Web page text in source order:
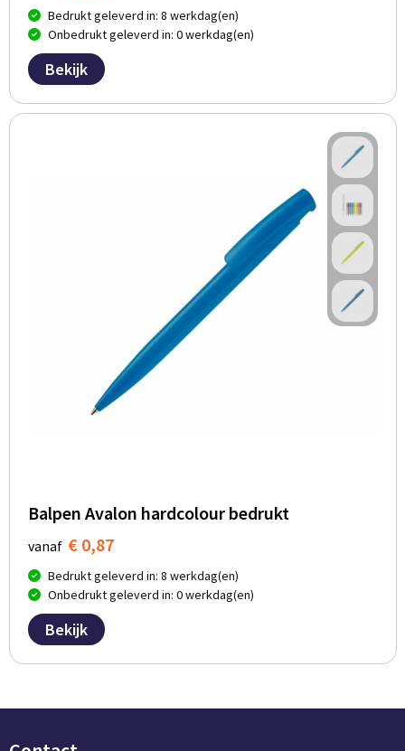
Bedrukt geleverd in: 8 werkdag(en)
Onbedrukt geleverd in: 0 werkdag(en)
Bekijk
Balpen Avalon hardcolour bedrukt
vanaf € 0,87
Bedrukt geleverd in: 8 werkdag(en)
Onbedrukt geleverd in: 0 werkdag(en)
Bekijk